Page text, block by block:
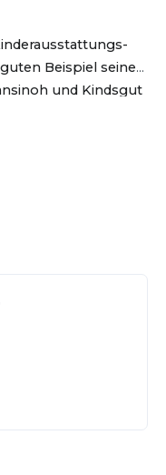
Beispiel seiner
und Kindsgut
Sagorski.